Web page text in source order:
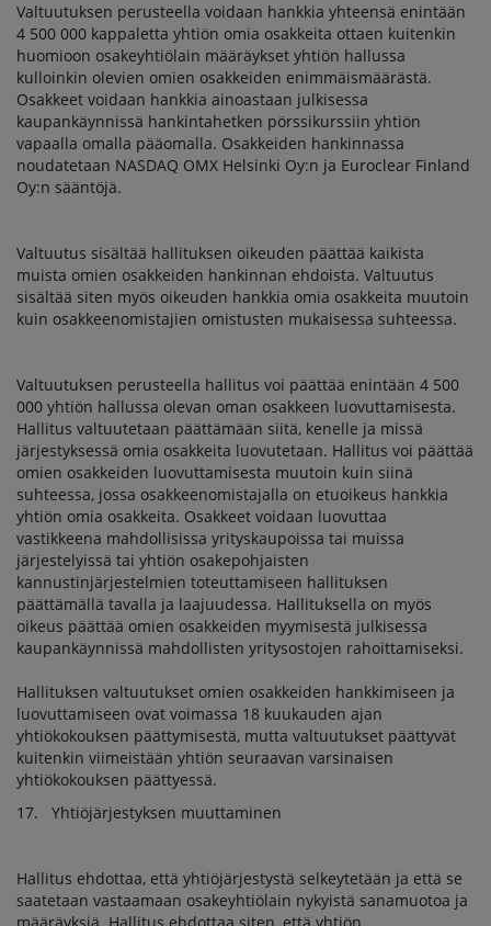
Valtuutuksen perusteella voidaan hankkia yhteensä enintään
4 500 000 kappaletta yhtiön omia osakkeita ottaen kuitenkin
huomioon osakeyhtiölain määräykset yhtiön hallussa
kulloinkin olevien omien osakkeiden enimmäismäärästä.
Osakkeet voidaan hankkia ainoastaan julkisessa
kaupankäynnissä hankintahetken pörssikurssiin yhtiön
vapaalla omalla pääomalla. Osakkeiden hankinnassa
noudatetaan NASDAQ OMX Helsinki Oy:n ja Euroclear Finland
Oy:n sääntöjä.
Valtuutus sisältää hallituksen oikeuden päättää kaikista
muista omien osakkeiden hankinnan ehdoista. Valtuutus
sisältää siten myös oikeuden hankkia omia osakkeita muutoin
kuin osakkeenomistajien omistusten mukaisessa suhteessa.
Valtuutuksen perusteella hallitus voi päättää enintään 4 500
000 yhtiön hallussa olevan oman osakkeen luovuttamisesta.
Hallitus valtuutetaan päättämään siitä, kenelle ja missä
järjestyksessä omia osakkeita luovutetaan. Hallitus voi päättää
omien osakkeiden luovuttamisesta muutoin kuin siinä
suhteessa, jossa osakkeenomistajalla on etuoikeus hankkia
yhtiön omia osakkeita. Osakkeet voidaan luovuttaa
vastikkeena mahdollisissa yrityskaupoissa tai muissa
järjestelyissä tai yhtiön osakepohjaisten
kannustinjärjestelmien toteuttamiseen hallituksen
päättämällä tavalla ja laajuudessa. Hallituksella on myös
oikeus päättää omien osakkeiden myymisestä julkisessa
kaupankäynnissä mahdollisten yritysostojen rahoittamiseksi.
Hallituksen valtuutukset omien osakkeiden hankkimiseen ja
luovuttamiseen ovat voimassa 18 kuukauden ajan
yhtiökokouksen päättymisestä, mutta valtuutukset päättyvät
kuitenkin viimeistään yhtiön seuraavan varsinaisen
yhtiökokouksen päättyessä.
17. Yhtiöjärjestyksen muuttaminen
Hallitus ehdottaa, että yhtiöjärjestystä selkeytetään ja että se
saatetaan vastaamaan osakeyhtiölain nykyistä sanamuotoa ja